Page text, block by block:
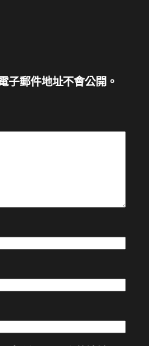
子郵件地址不會公開。